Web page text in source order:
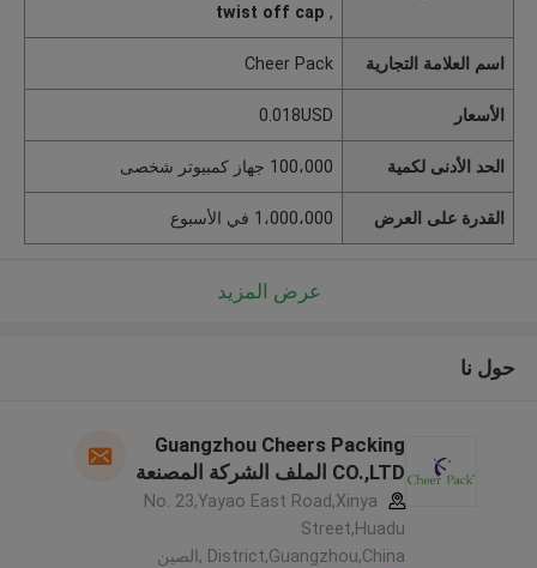
,
twist off cap
اسم العلامة التجارية Cheer Pack
الأسعار 0.018USD
الحد الأدنى لكمية 100،000 جهاز كمبيوتر شخصى
القدرة على العرض 1،000،000 في الأسبوع
عرض المزيد
حول نا
Guangzhou Cheers Packing
CO.,LTD الملف الشركة المصنعة
No. 23,Yayao East Road,Xinya
Street,Huadu
District,Guangzhou,China ,الصين